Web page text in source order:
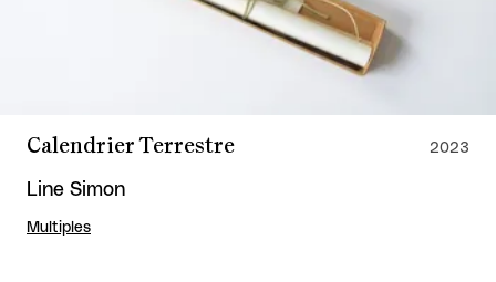
Calendrier Terrestre
Line Simon
Multiples
2023